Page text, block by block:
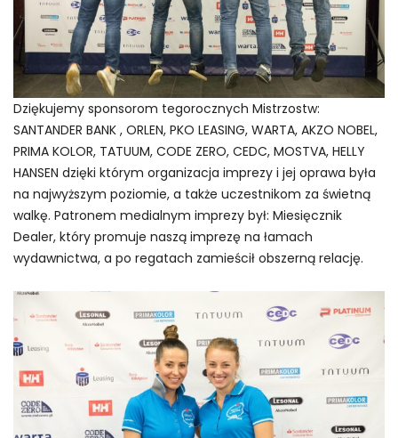
Dziękujemy sponsorom tegorocznych Mistrzostw:
SANTANDER BANK , ORLEN, PKO LEASING, WARTA, AKZO NOBEL,
PRIMA KOLOR, TATUUM, CODE ZERO, CEDC, MOSTVA, HELLY
HANSEN dzięki którym organizacja imprezy i jej oprawa była
na najwyższym poziomie, a także uczestnikom za świetną
walkę. Patronem medialnym imprezy był: Miesięcznik
Dealer, który promuje naszą imprezę na łamach
wydawnictwa, a po regatach zamieścił obszerną relację.